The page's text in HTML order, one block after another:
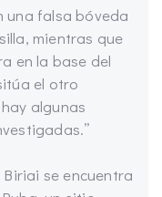
una falsa bóveda
mientras que
en la base del
el otro
algunas
se encuentra